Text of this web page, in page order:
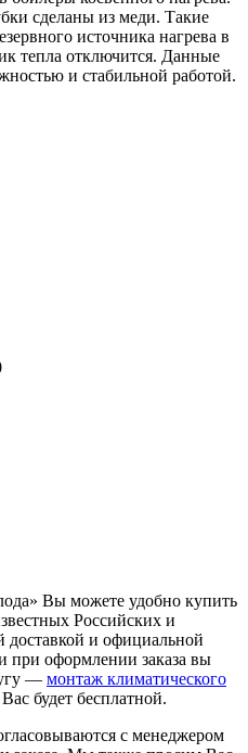
сделаны из меди. Такие
источника нагрева в
тепла отключится. Данные
и стабильной работой.
Вы можете удобно купить
Российских и
доставкой и официальной
при оформлении заказа вы
— монтаж климатического
будет бесплатной.
с менеджером